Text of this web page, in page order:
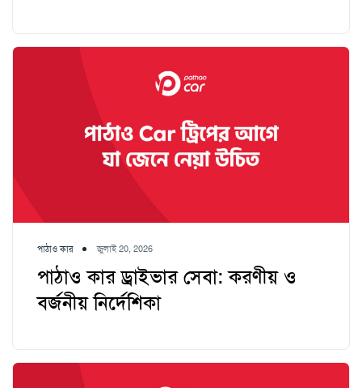
পাঠাও কার জুলাই 20, 2026
পাঠাও কার ড্রাইভার সেবা: করণীয় ও
বর্জনীয় নির্দেশিকা